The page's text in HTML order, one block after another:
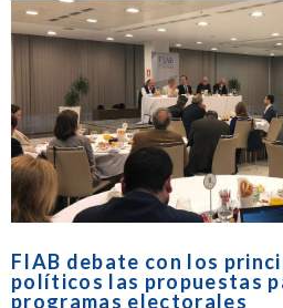
FIAB debate con los
políticos las propuestas
programas electorales